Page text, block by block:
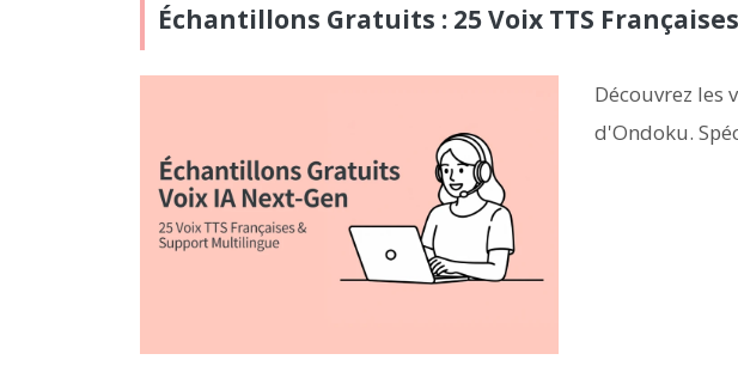
Échantillons Gratuits : 25 Voix TTS
Découvrez les
d'Ondoku.